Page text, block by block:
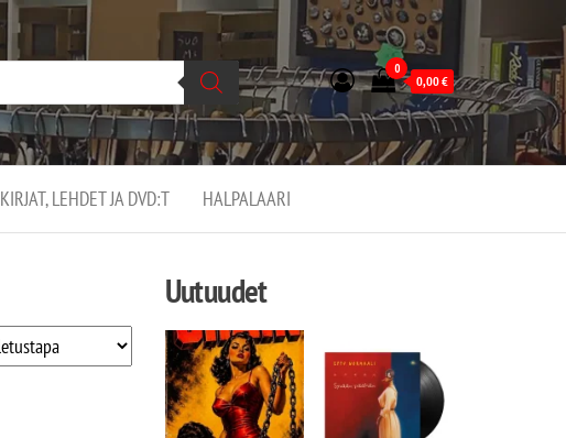
0
0,00€
KIRJAT, LEHDET JA DVD:T HALPALAARI
Uutuudet